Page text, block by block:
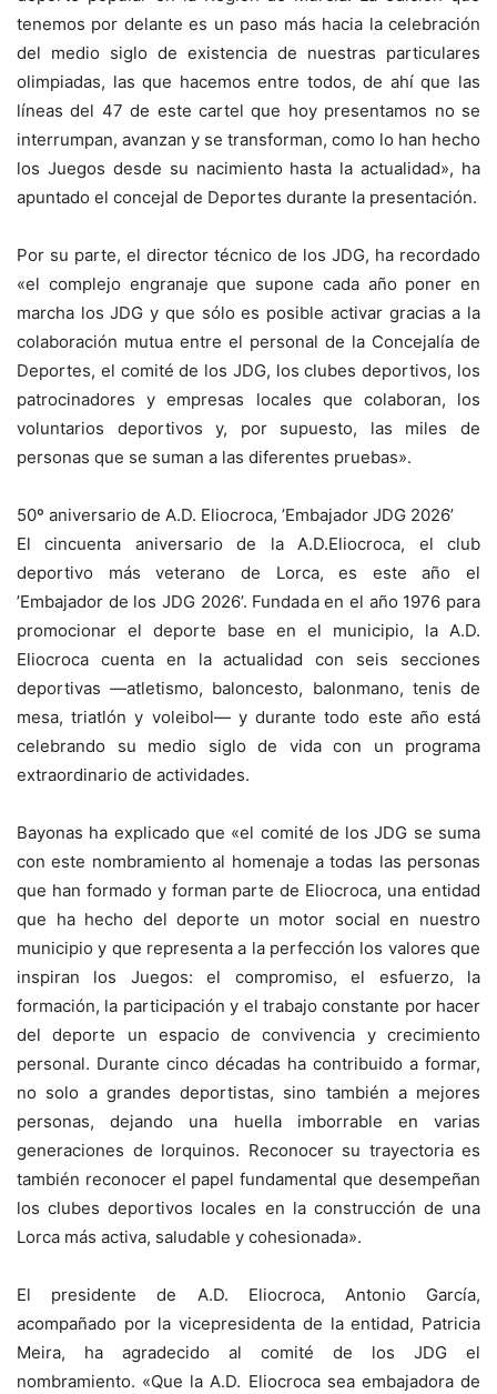
tenemos por delante es un paso más hacia la celebración
del medio siglo de existencia de nuestras particulares
olimpiadas, las que hacemos entre todos, de ahí que las
líneas del 47 de este cartel que hoy presentamos no se
interrumpan, avanzan y se transforman, como lo han hecho
los Juegos desde su nacimiento hasta la actualidad», ha
apuntado el concejal de Deportes durante la presentación.
Por su parte, el director técnico de los JDG, ha recordado
«el complejo engranaje que supone cada año poner en
marcha los JDG y que sólo es posible activar gracias a la
colaboración mutua entre el personal de la Concejalía de
Deportes, el comité de los JDG, los clubes deportivos, los
patrocinadores y empresas locales que colaboran, los
voluntarios deportivos y, por supuesto, las miles de
personas que se suman a las diferentes pruebas».
50º aniversario de A.D. Eliocroca, ’Embajador JDG 2026’
El cincuenta aniversario de la A.D.Eliocroca, el club
deportivo más veterano de Lorca, es este año el
’Embajador de los JDG 2026’. Fundada en el año 1976 para
promocionar el deporte base en el municipio, la A.D.
Eliocroca cuenta en la actualidad con seis secciones
deportivas —atletismo, baloncesto, balonmano, tenis de
mesa, triatlón y voleibol— y durante todo este año está
celebrando su medio siglo de vida con un programa
extraordinario de actividades.
Bayonas ha explicado que «el comité de los JDG se suma
con este nombramiento al homenaje a todas las personas
que han formado y forman parte de Eliocroca, una entidad
que ha hecho del deporte un motor social en nuestro
municipio y que representa a la perfección los valores que
inspiran los Juegos: el compromiso, el esfuerzo, la
formación, la participación y el trabajo constante por hacer
del deporte un espacio de convivencia y crecimiento
personal. Durante cinco décadas ha contribuido a formar,
no solo a grandes deportistas, sino también a mejores
personas, dejando una huella imborrable en varias
generaciones de lorquinos. Reconocer su trayectoria es
también reconocer el papel fundamental que desempeñan
los clubes deportivos locales en la construcción de una
Lorca más activa, saludable y cohesionada».
El presidente de A.D. Eliocroca, Antonio García,
acompañado por la vicepresidenta de la entidad, Patricia
Meira, ha agradecido al comité de los JDG el
nombramiento. «Que la A.D. Eliocroca sea embajadora de